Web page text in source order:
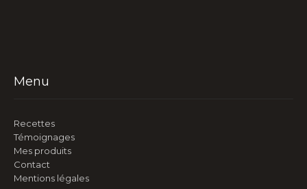
Menu
Recettes
Témoignages
Mes produits
Contact
Mentions légales